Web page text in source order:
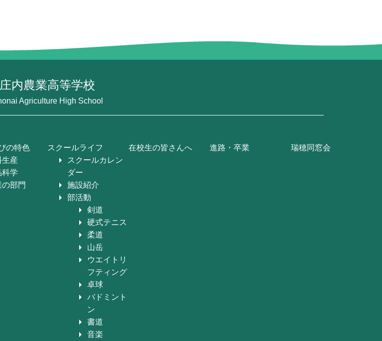
庄内農業高等学校
Agriculture High School
の特色
生産
科学
の部門
スクールライフ
スクールカレン
ダー
施設紹介
部活動
剣道
硬式テニス
柔道
山岳
ウエイトリ
フティング
卓球
バドミント
ン
書道
音楽
在校生の皆さんへ 進路・卒業 瑞穂同窓会